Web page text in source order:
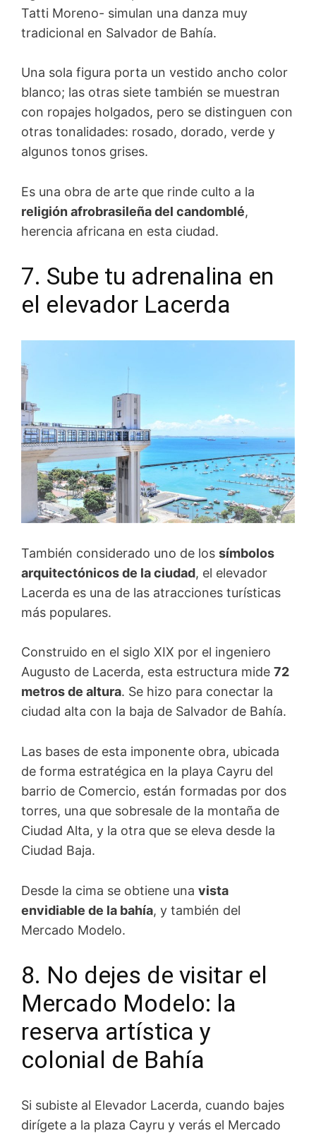
Tatti Moreno- simulan una danza muy
tradicional en Salvador de Bahía.
Una sola figura porta un vestido ancho color
blanco; las otras siete también se muestran
con ropajes holgados, pero se distinguen con
otras tonalidades: rosado, dorado, verde y
algunos tonos grises.
Es una obra de arte que rinde culto a la
religión afrobrasileña del candomblé,
herencia africana en esta ciudad.
7. Sube tu adrenalina en
el elevador Lacerda
También considerado uno de los símbolos
arquitectónicos de la ciudad, el elevador
Lacerda es una de las atracciones turísticas
más populares.
Construido en el siglo XIX por el ingeniero
Augusto de Lacerda, esta estructura mide 72
metros de altura. Se hizo para conectar la
ciudad alta con la baja de Salvador de Bahía.
Las bases de esta imponente obra, ubicada
de forma estratégica en la playa Cayru del
barrio de Comercio, están formadas por dos
torres, una que sobresale de la montaña de
Ciudad Alta, y la otra que se eleva desde la
Ciudad Baja.
Desde la cima se obtiene una vista
envidiable de la bahía, y también del
Mercado Modelo.
8. No dejes de visitar el
Mercado Modelo: la
reserva artística y
colonial de Bahía
Si subiste al Elevador Lacerda, cuando bajes
dirígete a la plaza Cayru y verás el Mercado